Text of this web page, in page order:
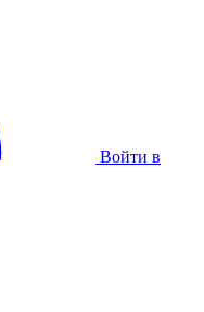
Войти в